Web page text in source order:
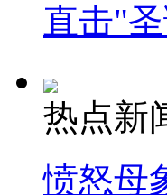
直击"
热点新
愤怒母